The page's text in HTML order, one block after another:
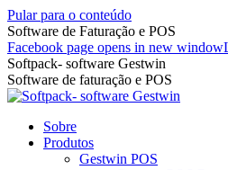
Pular para o conteúdo
Software de Faturação e POS
Facebook page opens in new window
Softpack- software Gestwin
Software de faturação e POS
Sobre
Produtos
Gestwin POS